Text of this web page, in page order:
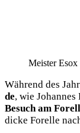
Meis­ter Esox
Wäh­rend des
de, wie
Besuch am
dicke Forel­le